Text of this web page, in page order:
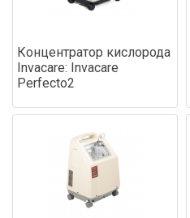
Концентратор кислорода
Invacare: Invacare
Perfecto2